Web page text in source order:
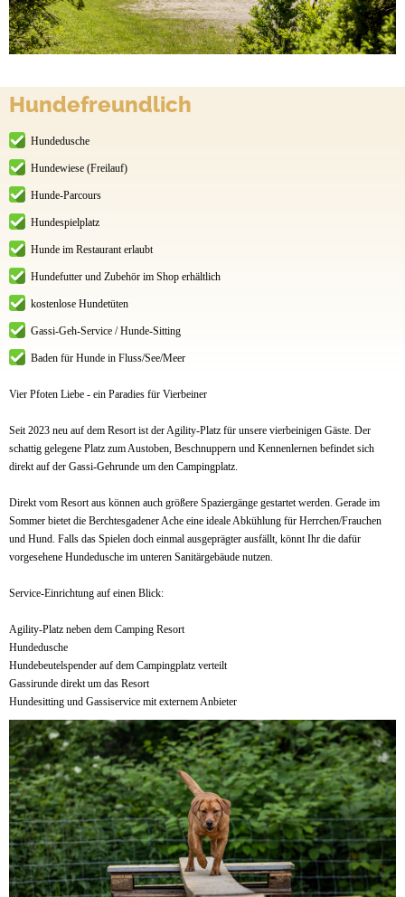
Hundefreundlich
Hundedusche
Hundewiese (Freilauf)
Hunde-Parcours
Hundespielplatz
Hunde im Restaurant erlaubt
Hundefutter und Zubehör im Shop erhältlich
kostenlose Hundetüten
Gassi-Geh-Service / Hunde-Sitting
Baden für Hunde in Fluss/See/Meer
Vier Pfoten Liebe - ein Paradies für Vierbeiner
Seit 2023 neu auf dem Resort ist der Agility-Platz für unsere vierbeinigen Gäste. Der
schattig gelegene Platz zum Austoben, Beschnuppern und Kennenlernen befindet sich
direkt auf der Gassi-Gehrunde um den Campingplatz.
Direkt vom Resort aus können auch größere Spaziergänge gestartet werden. Gerade im
Sommer bietet die Berchtesgadener Ache eine ideale Abkühlung für Herrchen/Frauchen
und Hund. Falls das Spielen doch einmal ausgeprägter ausfällt, könnt Ihr die dafür
vorgesehene Hundedusche im unteren Sanitärgebäude nutzen.
Service-Einrichtung auf einen Blick:
Agility-Platz neben dem Camping Resort
Hundedusche
Hundebeutelspender auf dem Campingplatz verteilt
Gassirunde direkt um das Resort
Hundesitting und Gassiservice mit externem Anbieter